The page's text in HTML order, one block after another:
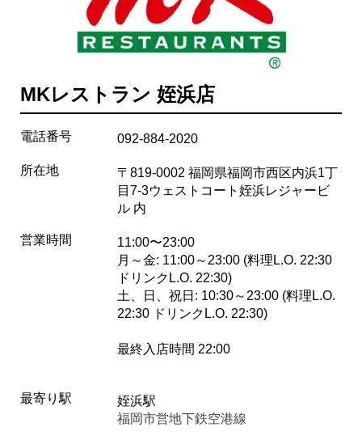
MKレストラン 姪浜店
電話番号 092-884-2020
所在地
〒819-0002 福岡県福岡市西区内浜1丁
目7-3ウェストコート姪浜レジャービ
ル 内
営業時間
11:00〜23:00
月～金: 11:00～23:00 (料理L.O. 22:30
ドリンクL.O. 22:30)
土、日、祝日: 10:30～23:00 (料理L.O.
22:30 ドリンクL.O. 22:30)
最終入店時間 22:00
最寄り駅
姪浜駅
福岡市営地下鉄空港線